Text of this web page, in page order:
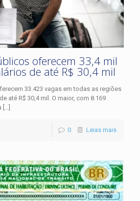
oferecem 33,4 mil
de até R$ 30,4 mil
33.423 vagas em todas as regiões
até R$ 30,4 mil. O maior, com 8.169
[…]
0 Leias mais